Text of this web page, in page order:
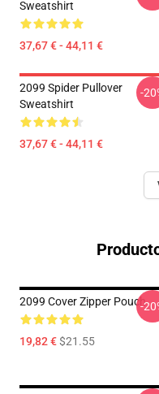
Sweatshirt
37,67 € - 44,11 €
2099 Spider Pullover
Sweatshirt
37,67 € - 44,11 €
-
2099 Cover Zipper Pouch
19,82 €$21.55
-